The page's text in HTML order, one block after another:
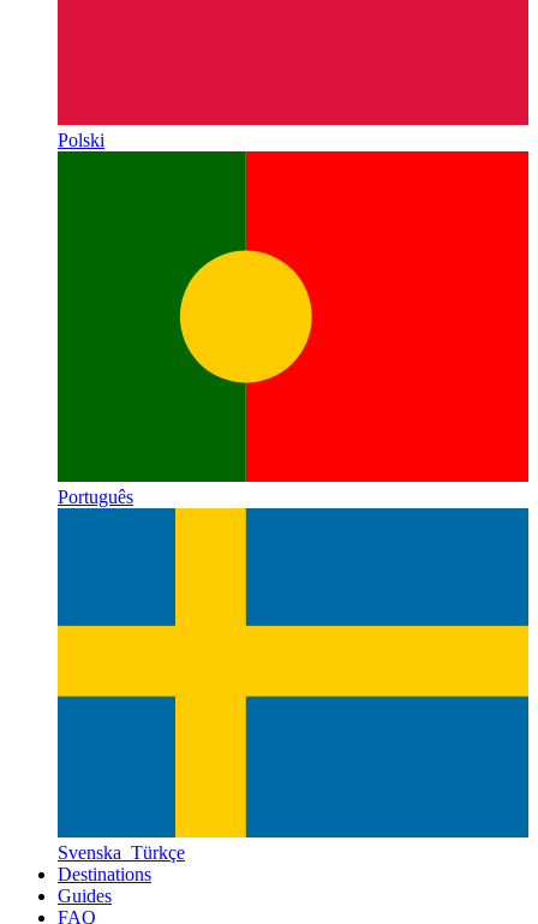
Polski
Português
Svenska Türkçe
Destinations
Guides
FAQ